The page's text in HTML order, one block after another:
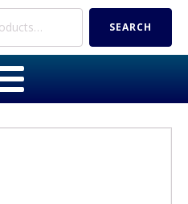
SEARCH